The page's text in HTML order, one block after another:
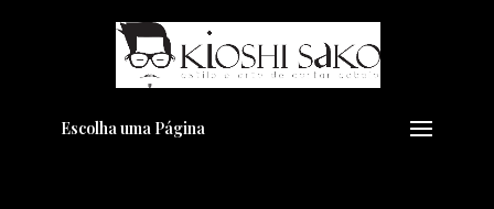
Escolha uma Página
Pensando em transformar seu
Visual??